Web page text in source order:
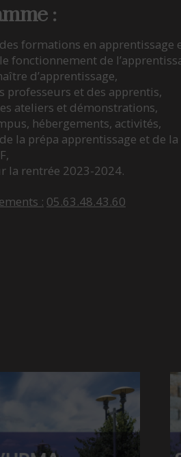
:
formations en apprentissage
fonctionnement de
d’apprentissage,
professeurs et des apprentis,
ateliers et démonstrations,
hébergements, activités,
la prépa apprentissage et de
la rentrée 2023-2024.
: 05.63.48.43.60